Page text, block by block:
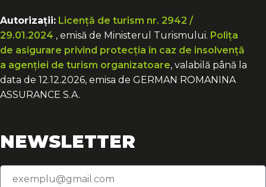
Autorizații: Licență de turism nr. 2942 /
29.01.2024 , emisă de Ministerul Turismului. Polița
de asigurare privind protecția în caz de insolvență
a agenției de turism organizatoare, valabilă până la
data de 12.12.2026, emisa de GERMAN ROMANINA
ASSURANCE S.A.
NEWSLETTER